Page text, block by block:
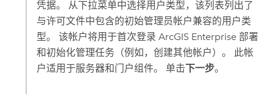
凭据。 从下拉菜单中选择用户类型，该列表列出了
与许可文件中包含的初始管理员帐户兼容的用户类
型。 该帐户将用于首次登录 ArcGIS Enterprise部署
和初始化管理任务（例如，创建其他帐户）。 此帐
户适用于服务器和门户组件。 单击下一步。